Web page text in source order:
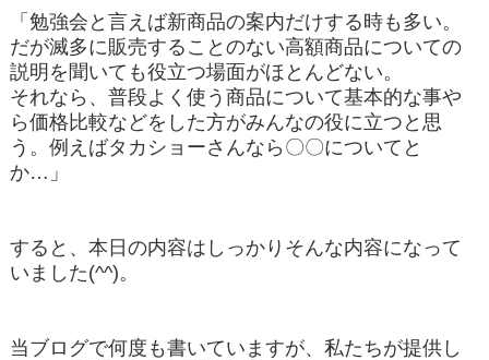
「勉強会と言えば新商品の案内だけする時も多い。
だが滅多に販売することのない高額商品についての
説明を聞いても役立つ場面がほとんどない。
それなら、普段よく使う商品について基本的な事や
ら価格比較などをした方がみんなの役に立つと思
う。例えばタカショーさんなら〇〇についてと
か…」
すると、本日の内容はしっかりそんな内容になって
いました(^^)。
当ブログで何度も書いていますが、私たちが提供し